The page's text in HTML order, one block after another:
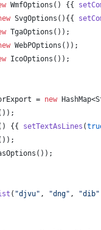
WmfOptions () {{
SvgOptions (){{
TgaOptions ());
WebPOptions ());
IcoOptions ());
= new HashMap<
{{ setTextAsLines (
());
( "djvu" , "dng" , "dib"